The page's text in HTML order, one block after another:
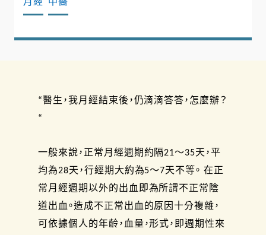
“醫生，我月經結束後，仍滴滴答答，怎麼辦？
“
一般來說，正常月經週期約隔21～35天，平
均為28天，行經期大約為5～7天不等。 在正
常月經週期以外的出血即為所謂不正常陰
道出血。造成不正常出血的原因十分複雜，
可依據個人的年齡，血量，形式，即週期性來